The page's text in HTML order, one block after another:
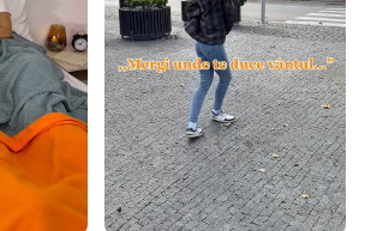
de capacitatea de greutate 100+ kg